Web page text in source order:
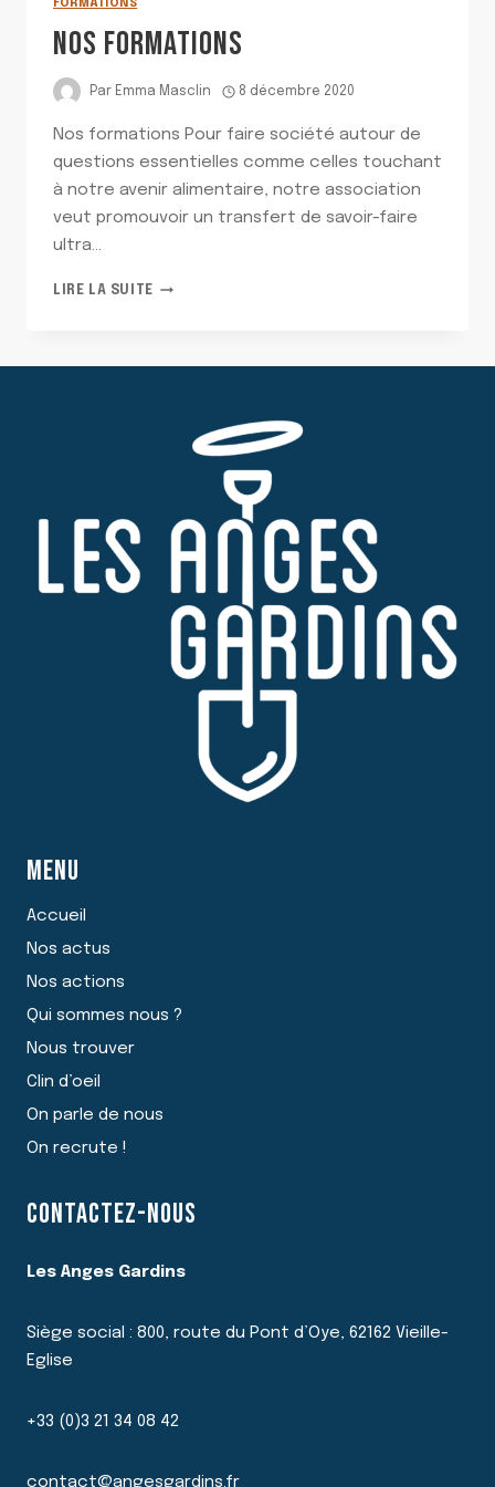
FORMATIONS
NOS FORMATIONS
Par Emma Masclin 8 décembre 2020
Nos formations Pour faire société autour de
questions essentielles comme celles touchant
à notre avenir alimentaire, notre association
veut promouvoir un transfert de savoir-faire
ultra…
LIRE LA SUITENOS
MENU
Accueil
Nos actus
Nos actions
Qui sommes nous ?
Nous trouver
Clin d’oeil
On parle de nous
On recrute !
CONTACTEZ-NOUS
Les Anges Gardins
Siège social : 800, route du Pont d’Oye, 62162 Vieille-
Eglise
+33 (0)3 21 34 08 42
contact@angesgardins.fr